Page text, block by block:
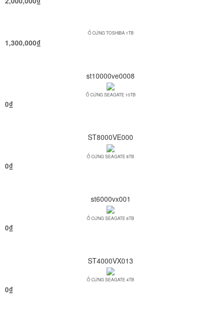
Ổ CỨNG TOSHIBA 1TB
1,300,000₫
st10000ve0008
Ổ CỨNG SEAGATE 10TB
0₫
ST8000VE000
Ổ CỨNG SEAGATE 8TB
0₫
st6000vx001
Ổ CỨNG SEAGATE 6TB
0₫
ST4000VX013
Ổ CỨNG SEAGATE 4TB
0₫